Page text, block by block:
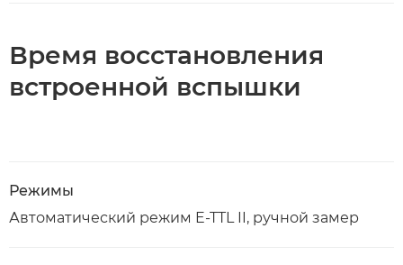
Время восстановления
встроенной вспышки
Режимы
Автоматический режим E-TTL II, ручной замер